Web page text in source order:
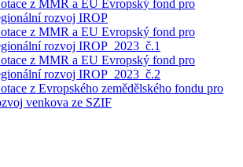
z MMR a EU Evropský fond pro
rozvoj IROP
z MMR a EU Evropský fond pro
rozvoj IROP_2023_č.1
z MMR a EU Evropský fond pro
rozvoj IROP_2023_č.2
z Evropského zemědělského fondu pro
venkova ze SZIF